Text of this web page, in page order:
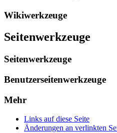
Wikiwerkzeuge
Seitenwerkzeuge
Seitenwerkzeuge
Benutzerseitenwerkzeuge
Mehr
Links auf diese Seite
Änderungen an verlinkten